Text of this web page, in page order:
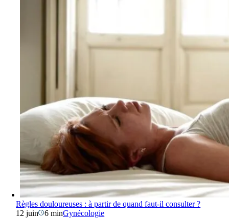
Règles douloureuses : à partir de quand faut-il consulter ?
12 juin
6 minGynécologie